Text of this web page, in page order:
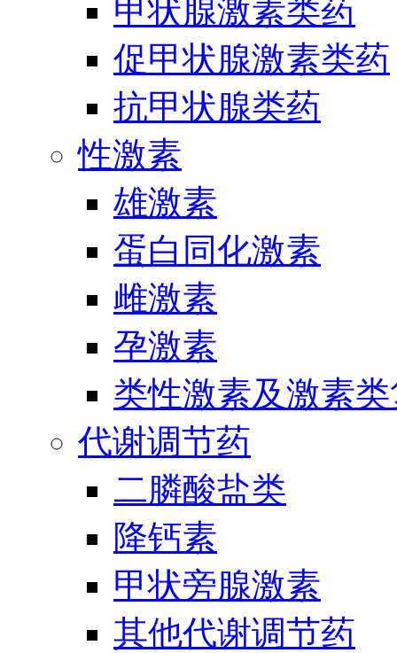
甲状腺激素类药
促甲状腺激素类药
抗甲状腺类药
性激素
雄激素
蛋白同化激素
雌激素
孕激素
类性激素及激素
代谢调节药
二膦酸盐类
降钙素
甲状旁腺激素
其他代谢调节药